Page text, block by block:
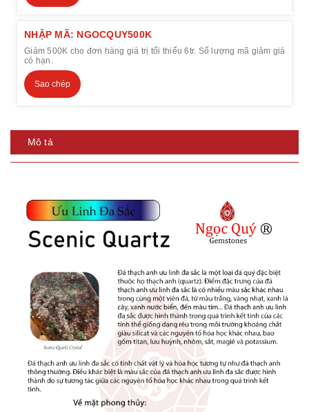
NHẬP MÃ: NGOCQUY500K
Giảm 500K cho đơn hàng giá trị tối thiểu 6tr. Số lượng mã giảm giá
có hạn.
Sao chép
Mô tả